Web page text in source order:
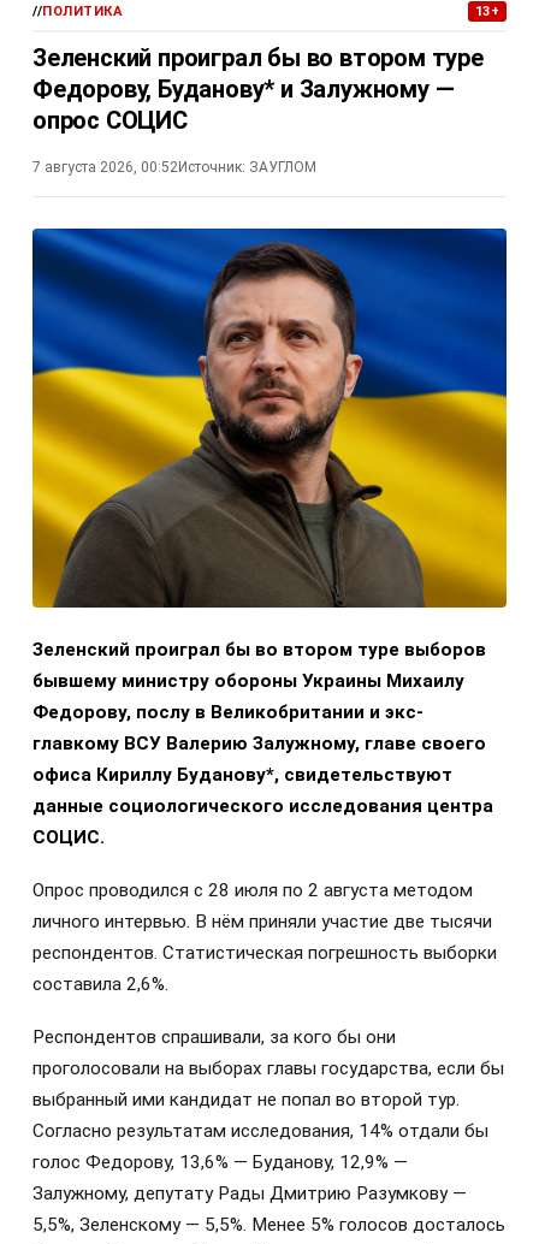
//ПОЛИТИКА 13+
Зеленский проиграл бы во втором туре
Федорову, Буданову* и Залужному —
опрос СОЦИС
7 августа 2026, 00:52Источник: ЗАУГЛОМ
Зеленский проиграл бы во втором туре выборов
бывшему министру обороны Украины Михаилу
Федорову, послу в Великобритании и экс-
главкому ВСУ Валерию Залужному, главе своего
офиса Кириллу Буданову*, свидетельствуют
данные социологического исследования центра
СОЦИС.
Опрос проводился с 28 июля по 2 августа методом
личного интервью. В нём приняли участие две тысячи
респондентов. Статистическая погрешность выборки
составила 2,6%.
Респондентов спрашивали, за кого бы они
проголосовали на выборах главы государства, если бы
выбранный ими кандидат не попал во второй тур.
Согласно результатам исследования, 14% отдали бы
голос Федорову, 13,6% — Буданову, 12,9% —
Залужному, депутату Рады Дмитрию Разумкову —
5,5%, Зеленскому — 5,5%. Менее 5% голосов досталось